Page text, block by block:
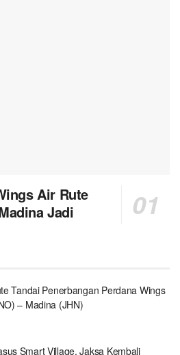
Air Rute
Jadi
Tandai Penerbangan Perdana Wings
– Madina (JHN)
Smart Village, Jaksa Kembali